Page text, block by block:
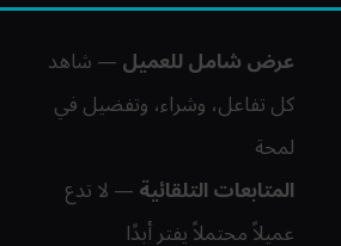
عرض شامل للعميل— شاهد
كل تفاعل، وشراء، وتفضيل في
لمحة
المتابعات التلقائية— لا تدع
عميلاً محتملاً يفتر أبدًا